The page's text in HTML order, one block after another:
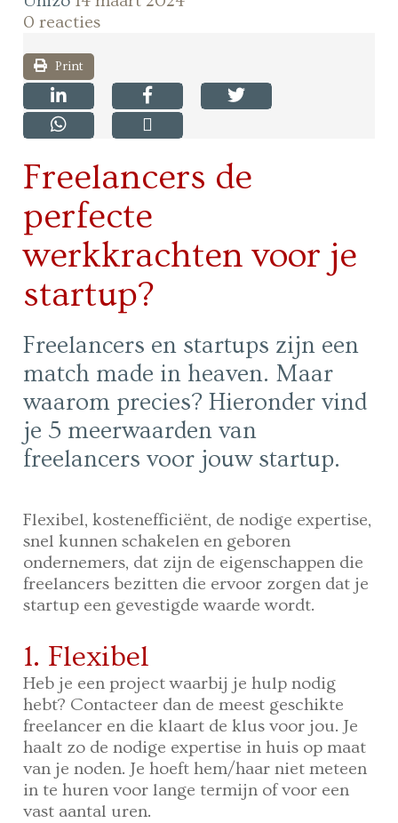
0 reacties
Print
Freelancers de
perfecte
werkkrachten voor je
startup?
Freelancers en startups zijn een
match made in heaven. Maar
waarom precies? Hieronder vind
je 5 meerwaarden van
freelancers voor jouw startup.
Flexibel, kostenefficiënt, de nodige expertise,
snel kunnen schakelen en geboren
ondernemers, dat zijn de eigenschappen die
freelancers bezitten die ervoor zorgen dat je
startup een gevestigde waarde wordt.
1. Flexibel
Heb je een project waarbij je hulp nodig
hebt? Contacteer dan de meest geschikte
freelancer en die klaart de klus voor jou. Je
haalt zo de nodige expertise in huis op maat
van je noden. Je hoeft hem/haar niet meteen
in te huren voor lange termijn of voor een
vast aantal uren.